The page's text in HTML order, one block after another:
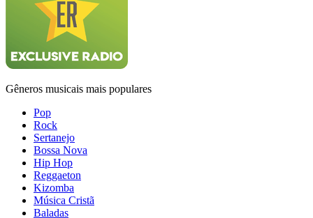
Gêneros musicais mais populares
Pop
Rock
Sertanejo
Bossa Nova
Hip Hop
Reggaeton
Kizomba
Música Cristã
Baladas